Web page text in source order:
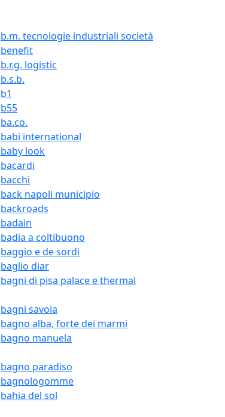
b.m. tecnologie industriali società
benefit
b.r.g. logistic
b.s.b.
b1
b55
ba.co.
babi international
baby look
bacardi
bacchi
back napoli municipio
backroads
badain
badia a coltibuono
baggio e de sordi
baglio diar
bagni di pisa palace e thermal
bagni savoia
bagno alba, forte dei marmi
bagno manuela
bagno paradiso
bagnologomme
bahia del sol